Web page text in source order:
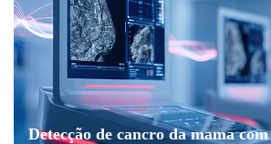
Detecção de cancro da mama com